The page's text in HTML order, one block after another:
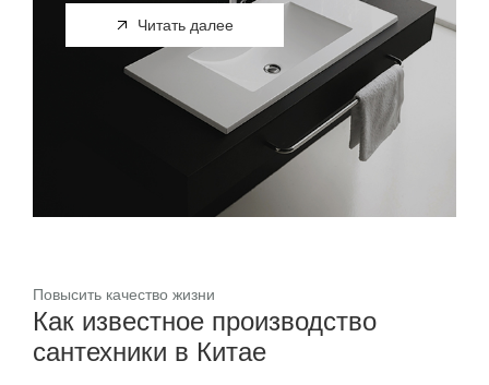
Читать далее
Повысить качество жизни
Как известное производство
сантехники в Китае